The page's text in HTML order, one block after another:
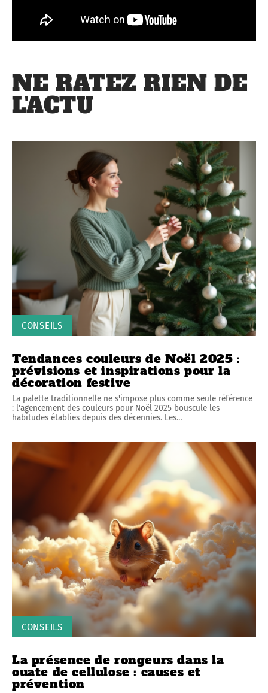
NE RATEZ RIEN DE
L'ACTU
CONSEILS
Tendances couleurs de Noël 2025 :
prévisions et inspirations pour la
décoration festive
La palette traditionnelle ne s'impose plus comme seule référence
: l'agencement des couleurs pour Noël 2025 bouscule les
habitudes établies depuis des décennies. Les…
CONSEILS
La présence de rongeurs dans la
ouate de cellulose : causes et
prévention